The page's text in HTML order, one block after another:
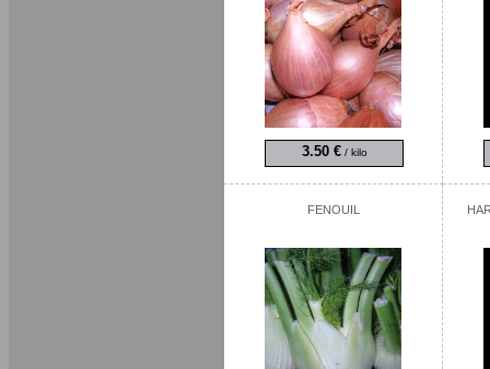
3.50 €/ kilo
FENOUIL